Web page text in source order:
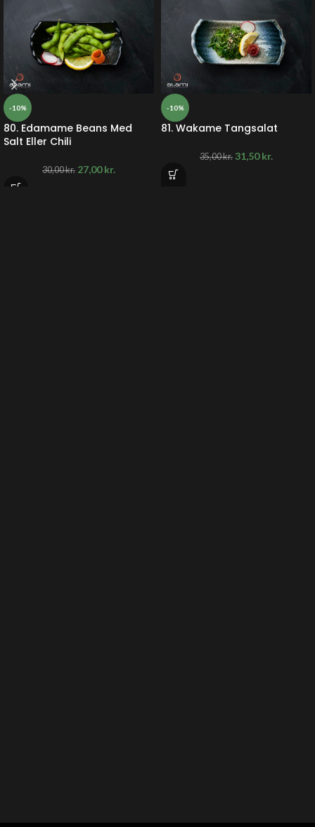
-10%
80. Edamame Beans Med
Salt Eller Chili
30,00kr. 27,00kr.
-10%
81. Wakame Tangsalat
35,00kr. 31,50kr.